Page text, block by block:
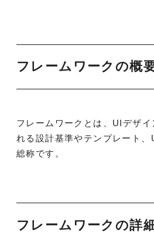
フレームワークの概
フレームワークとは、UIデザ
れる設計基準やテンプレート
総称です。
フレームワークの詳細